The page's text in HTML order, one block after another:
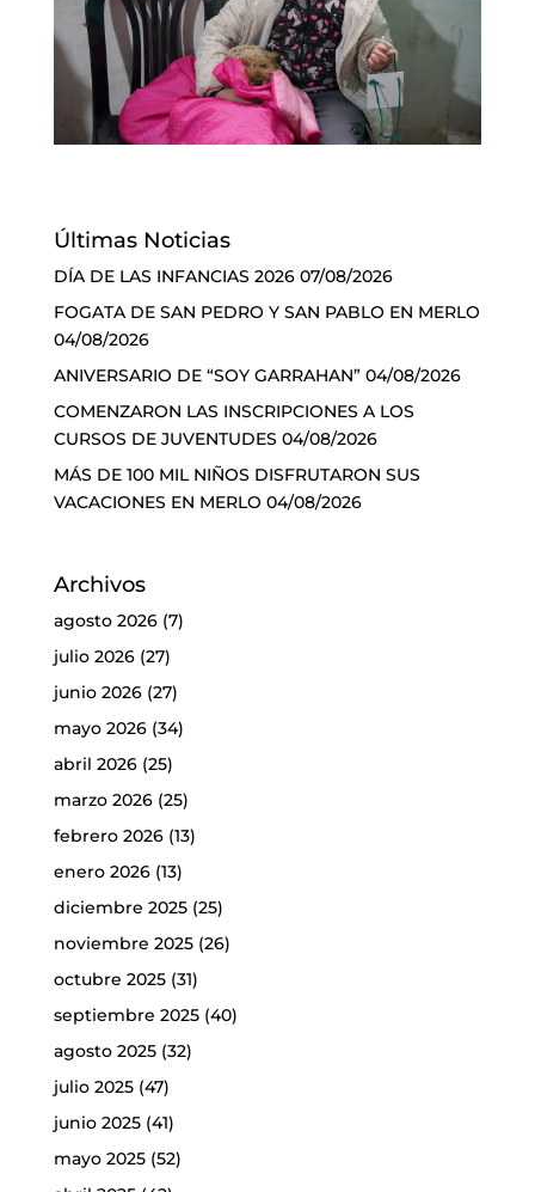
Últimas Noticias
DÍA DE LAS INFANCIAS 2026 07/08/2026
FOGATA DE SAN PEDRO Y SAN PABLO EN MERLO
04/08/2026
ANIVERSARIO DE “SOY GARRAHAN” 04/08/2026
COMENZARON LAS INSCRIPCIONES A LOS
CURSOS DE JUVENTUDES 04/08/2026
MÁS DE 100 MIL NIÑOS DISFRUTARON SUS
VACACIONES EN MERLO 04/08/2026
Archivos
agosto 2026(7)
julio 2026(27)
junio 2026(27)
mayo 2026(34)
abril 2026(25)
marzo 2026(25)
febrero 2026(13)
enero 2026(13)
diciembre 2025(25)
noviembre 2025(26)
octubre 2025(31)
septiembre 2025(40)
agosto 2025(32)
julio 2025(47)
junio 2025(41)
mayo 2025(52)